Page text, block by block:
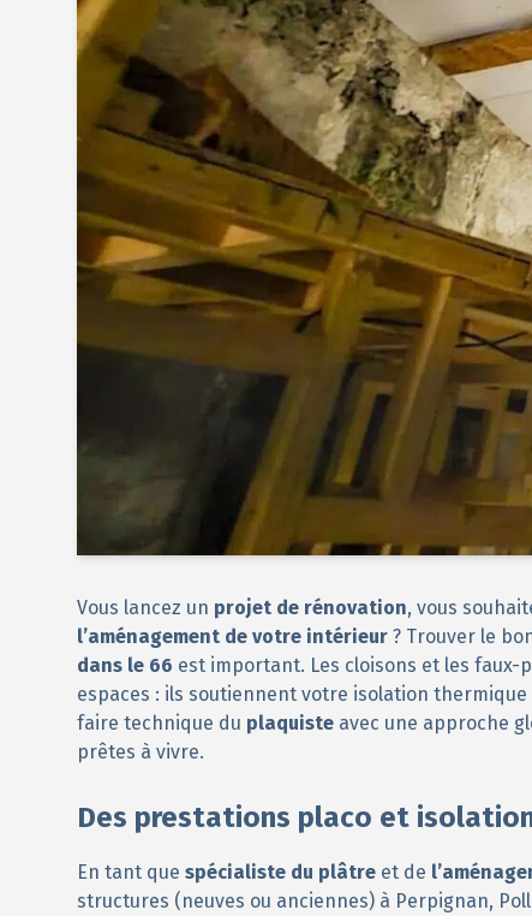
Vous lancez un projet de rénovation, vous
l’aménagement de votre intérieur ? Trouver le
dans le 66 est important. Les cloisons et les
espaces : ils soutiennent votre isolation thermique
faire technique du plaquiste avec une approche
prêtes à vivre.
Des prestations placo et
En tant que spécialiste du plâtre et de
structures (neuves ou anciennes) à Perpignan,